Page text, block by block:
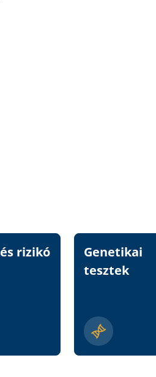
rizikó
Genetikai
tesztek